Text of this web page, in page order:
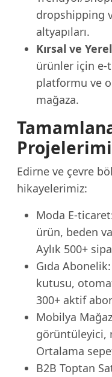
dropshipping
altyapıları.
Kırsal ve
ürünler için e-
platformu ve
mağaza.
Edirne ve çevre
hikayelerimiz:
Moda E-
ürün, beden
Aylık 500+
Gıda
kutusu,
300+ aktif
Mobilya
görüntüleyici,
Ortalama
B2B Toptan